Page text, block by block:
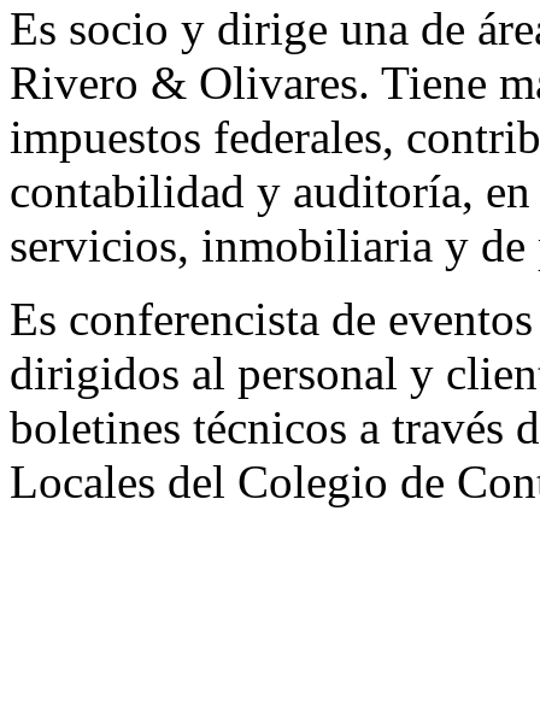
Es socio y dirige una de
Rivero & Olivares. Tiene
impuestos federales,
contabilidad y auditoría,
servicios, inmobiliaria y de
Es conferencista de
dirigidos al personal y
boletines técnicos a través
Locales del Colegio de